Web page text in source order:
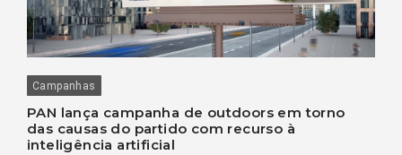
Campanhas
PAN lança campanha de outdoors em torno
das causas do partido com recurso à
inteligência artificial